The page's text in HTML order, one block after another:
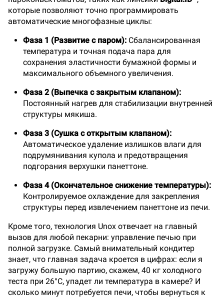
которые позволяют точно программировать
автоматические многофазные циклы:
Фаза 1 (Развитие с паром): Сбалансированная
температура и точная подача пара для
сохранения эластичности бумажной формы и
максимального объемного увеличения.
Фаза 2 (Выпечка с закрытым клапаном):
Постоянный нагрев для стабилизации внутренней
структуры мякиша.
Фаза 3 (Сушка с открытым клапаном):
Автоматическое удаление излишков влаги для
подрумянивания купола и предотвращения
подгорания верхушки панеттоне.
Фаза 4 (Окончательное снижение температуры):
Контролируемое охлаждение для закрепления
структуры перед извлечением панеттоне из печи.
Кроме того, технология Unox отвечает на главный
вызов для любой пекарни: управление печью при
полной загрузке. Самый внимательный кондитер
знает, что главная задача кроется в цифрах: если я
загружу большую партию, скажем, 40 кг холодного
теста при 26°C, упадет ли температура в камере? И
сколько минут потребуется печи, чтобы вернуться к